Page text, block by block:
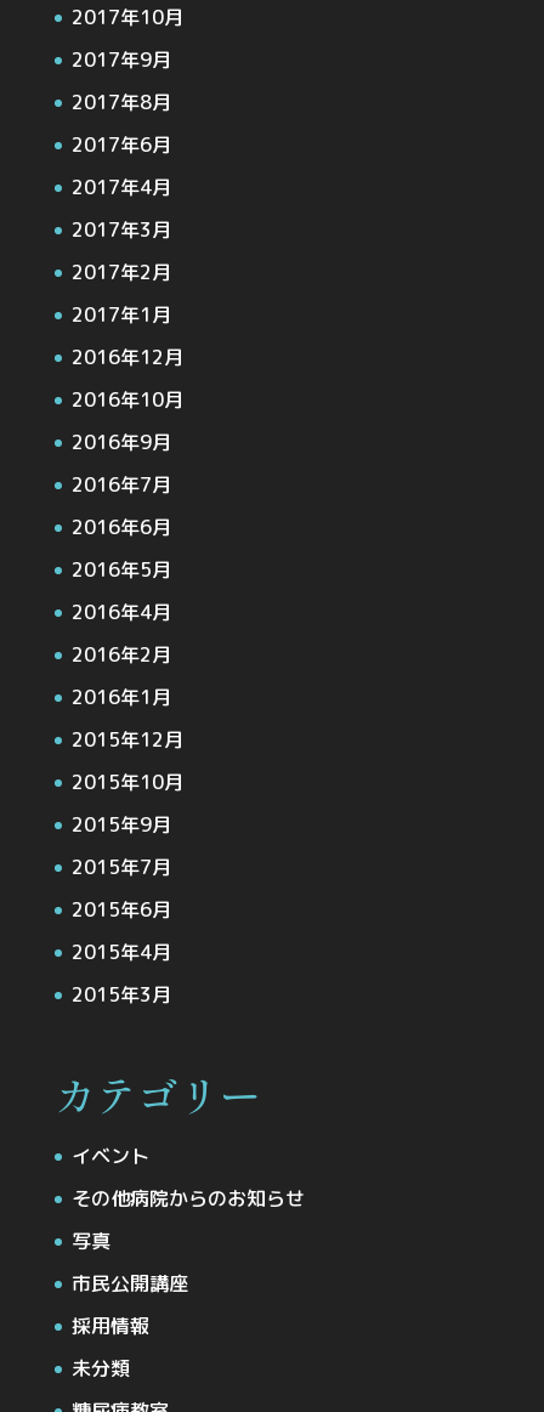
2017年10月
2017年9月
2017年8月
2017年6月
2017年4月
2017年3月
2017年2月
2017年1月
2016年12月
2016年10月
2016年9月
2016年7月
2016年6月
2016年5月
2016年4月
2016年2月
2016年1月
2015年12月
2015年10月
2015年9月
2015年7月
2015年6月
2015年4月
2015年3月
カテゴリー
イベント
その他病院からのお知らせ
写真
市民公開講座
採用情報
未分類